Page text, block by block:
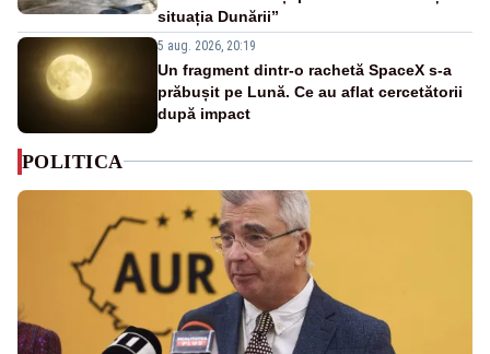
situația Dunării”
5 aug. 2026, 20:19
Un fragment dintr-o rachetă SpaceX s-a
prăbușit pe Lună. Ce au aflat cercetătorii
după impact
POLITICA